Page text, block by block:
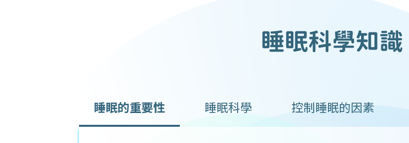
睡眠科學知識
睡眠的重要性 睡眠科學 控制睡眠的因素